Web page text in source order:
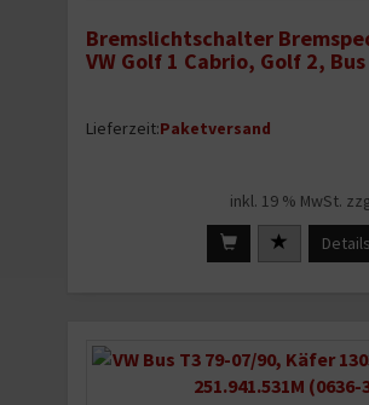
Bremslichtschalter
VW Golf 1 Cabrio, Golf 2,
Lieferzeit:Paketversand
inkl. 19 % MwSt.
Details